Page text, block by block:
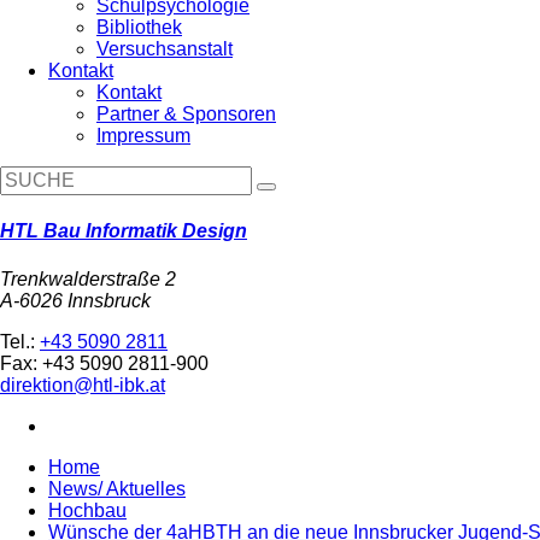
Schulpsychologie
Bibliothek
Versuchsanstalt
Kontakt
Kontakt
Partner & Sponsoren
Impressum
HTL Bau Informatik Design
Trenkwalderstraße 2
A-6026 Innsbruck
Tel.: +43 5090 2811
Fax: +43 5090 2811-900
direktion@htl-ibk.at
Home
News/ Aktuelles
Hochbau
Wünsche der 4aHBTH an die neue Innsbrucker Jugend-